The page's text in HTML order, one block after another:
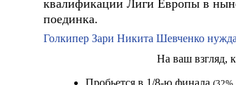
квалификации Лиги Европы в
поединка.
Голкипер Зари Никита Шевченко
На ваш взгляд,
Пробьется в 1/8-ю финала